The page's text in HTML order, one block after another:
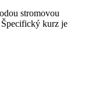
stromovou
Špecifický kurz je